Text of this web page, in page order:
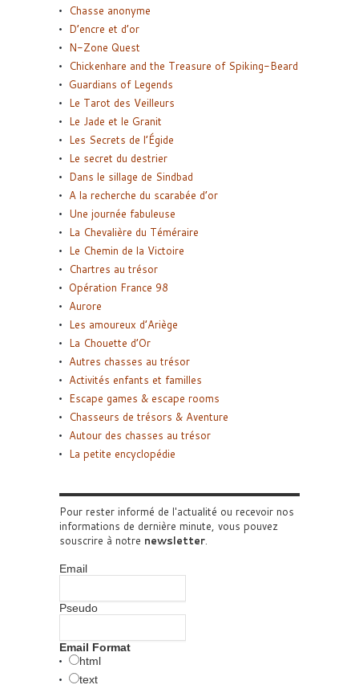
Chasse anonyme
D’encre et d’or
N-Zone Quest
Chickenhare and the Treasure of Spiking-Beard
Guardians of Legends
Le Tarot des Veilleurs
Le Jade et le Granit
Les Secrets de l’Égide
Le secret du destrier
Dans le sillage de Sindbad
A la recherche du scarabée d’or
Une journée fabuleuse
La Chevalière du Téméraire
Le Chemin de la Victoire
Chartres au trésor
Opération France 98
Aurore
Les amoureux d’Ariège
La Chouette d’Or
Autres chasses au trésor
Activités enfants et familles
Escape games & escape rooms
Chasseurs de trésors & Aventure
Autour des chasses au trésor
La petite encyclopédie
Pour rester informé de l'actualité ou recevoir nos
informations de dernière minute, vous pouvez
souscrire à notre newsletter.
Email
Pseudo
Email Format
html
text